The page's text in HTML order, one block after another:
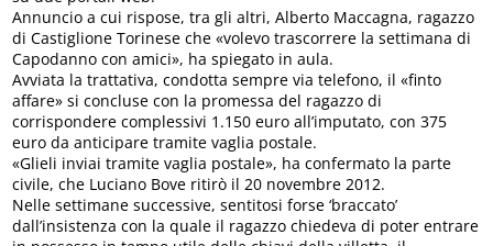
Annuncio a cui rispose, tra gli altri, Alberto Maccagna, ragazzo
di Castiglione Torinese che «volevo trascorrere la settimana di
Capodanno con amici», ha spiegato in aula.
Avviata la trattativa, condotta sempre via telefono, il «finto
affare» si concluse con la promessa del ragazzo di
corrispondere complessivi 1.150 euro all’imputato, con 375
euro da anticipare tramite vaglia postale.
«Glieli inviai tramite vaglia postale», ha confermato la parte
civile, che Luciano Bove ritirò il 20 novembre 2012.
Nelle settimane successive, sentitosi forse ‘braccato’
dall’insistenza con la quale il ragazzo chiedeva di poter entrare